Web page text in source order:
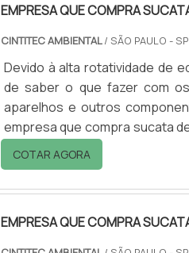
EMPRESA QUE COMPRA
CINTITEC AMBIENTAL/ SÃO PAULO - SP
Devido à alta rotatividade de
de saber o que fazer com
aparelhos e outros
empresa que compra sucata
reciclagem de
mas para isso, o primeiro passo
COTAR AGORA
EMPRESA QUE COMPRA